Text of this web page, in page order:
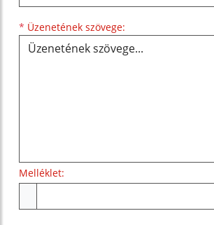
* Üzenetének szövege:
Melléklet: